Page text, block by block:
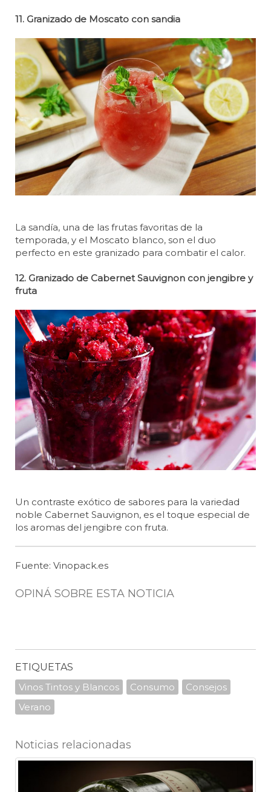
11. Granizado de Moscato con sandia
La sandía, una de las frutas favoritas de la
temporada, y el Moscato blanco, son el duo
perfecto en este granizado para combatir el calor.
12. Granizado de Cabernet Sauvignon con jengibre y
fruta
Un contraste exótico de sabores para la variedad
noble Cabernet Sauvignon, es el toque especial de
los aromas del jengibre con fruta.
Fuente: Vinopack.es
OPINÁ SOBRE ESTA NOTICIA
ETIQUETAS
Vinos Tintos y Blancos
Consumo
Consejos
Verano
Noticias relacionadas